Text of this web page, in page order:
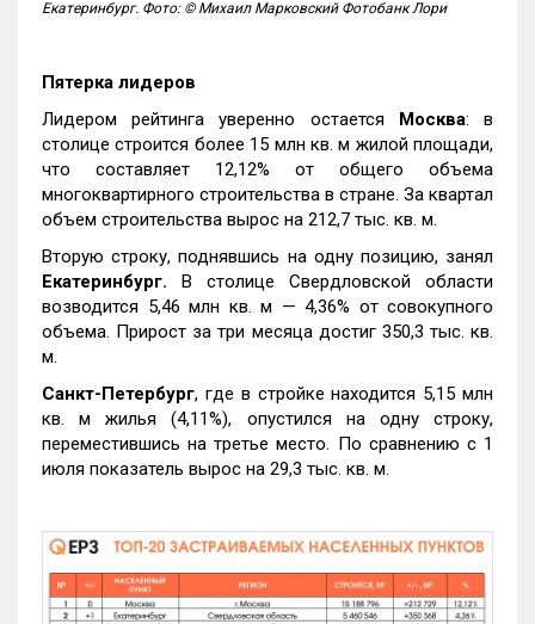
Екатеринбург. Фото: © Михаил Марковский Фотобанк Лори
Пятерка лидеров
Лидером рейтинга уверенно остается Москва: в
столице строится более 15 млн кв. м жилой площади,
что составляет 12,12% от общего объема
многоквартирного строительства в стране. За квартал
объем строительства вырос на 212,7 тыс. кв. м.
Вторую строку, поднявшись на одну позицию, занял
Екатеринбург. В столице Свердловской области
возводится 5,46 млн кв. м — 4,36% от совокупного
объема. Прирост за три месяца достиг 350,3 тыс. кв.
м.
Санкт-Петербург, где в стройке находится 5,15 млн
кв. м жилья (4,11%), опустился на одну строку,
переместившись на третье место. По сравнению с 1
июля показатель вырос на 29,3 тыс. кв. м.